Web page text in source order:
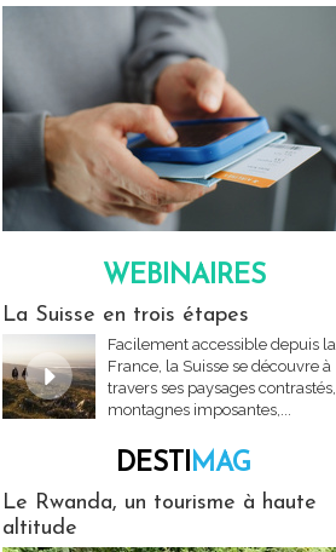
WEBINAIRES
La Suisse en trois étapes
Facilement accessible depuis la
France, la Suisse se découvre à
travers ses paysages contrastés,
montagnes imposantes,...
DESTIMAG
Le Rwanda, un tourisme à haute
altitude